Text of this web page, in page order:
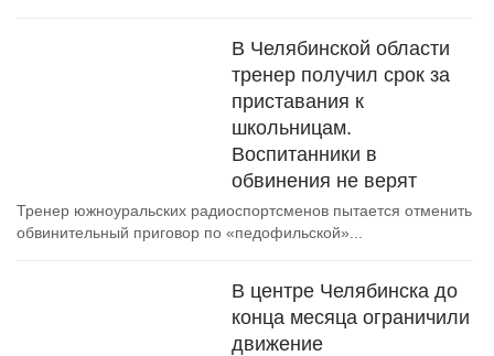
В Челябинской области
тренер получил срок за
приставания к
школьницам.
Воспитанники в
обвинения не верят
Тренер южноуральских радиоспортсменов пытается отменить
обвинительный приговор по «педофильской»...
В центре Челябинска до
конца месяца ограничили
движение